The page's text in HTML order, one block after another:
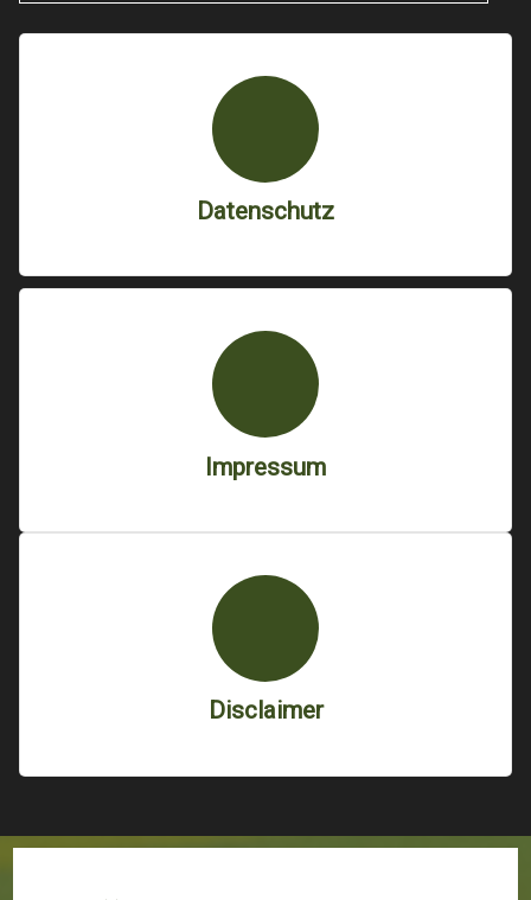
Datenschutz
Impressum
Disclaimer